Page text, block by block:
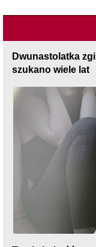
Dwunastolatka
szukano wiele lat